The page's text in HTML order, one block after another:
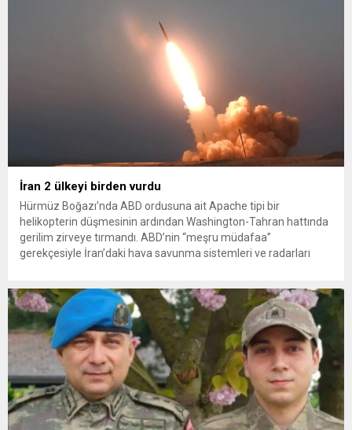
İran 2 ülkeyi birden vurdu
Hürmüz Boğazı’nda ABD ordusuna ait Apache tipi bir
helikopterin düşmesinin ardından Washington-Tahran hattında
gerilim zirveye tırmandı. ABD’nin “meşru müdafaa”
gerekçesiyle İran’daki hava savunma sistemleri ve radarları
yeni bir ABD saldırısına anında yanıt verileceğini duyurdu....